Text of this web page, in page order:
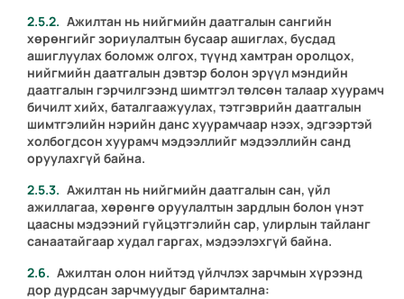
Ажилтан нь нийгмийн даатгалын сангийн
хөрөнгийг зориулалтын бусаар ашиглах, бусдад
ашиглуулах боломж олгох, түүнд хамтран оролцох,
нийгмийн даатгалын дэвтэр болон эрүүл мэндийн
даатгалын гэрчилгээнд шимтгэл төлсөн талаар хуурамч
бичилт хийх, баталгаажуулах, тэтгэврийн даатгалын
шимтгэлийн нэрийн данс хуурамчаар нээх, эдгээртэй
холбогдсон хуурамч мэдээллийг мэдээллийн санд
оруулахгүй байна.
Ажилтан нь нийгмийн даатгалын сан, үйл
ажиллагаа, хөрөнгө оруулалтын зардлын болон үнэт
цаасны мэдээний гүйцэтгэлийн сар, улирлын тайланг
санаатайгаар худал гаргах, мэдээлэхгүй байна.
Ажилтан олон нийтэд үйлчлэх зарчмын хүрээнд
дор дурдсан зарчмуудыг баримтална: